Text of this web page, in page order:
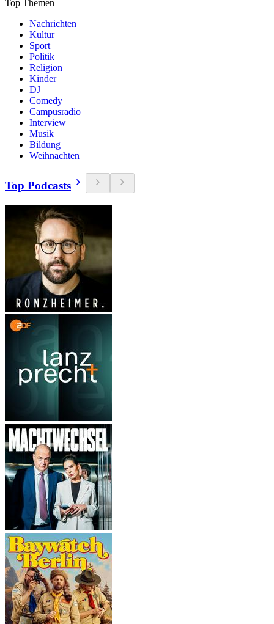
Top Themen
Nachrichten
Kultur
Sport
Politik
Religion
Kinder
DJ
Comedy
Campusradio
Interview
Musik
Bildung
Weihnachten
Top Podcasts